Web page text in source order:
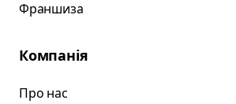
Франшиза
Компанія
Про нас